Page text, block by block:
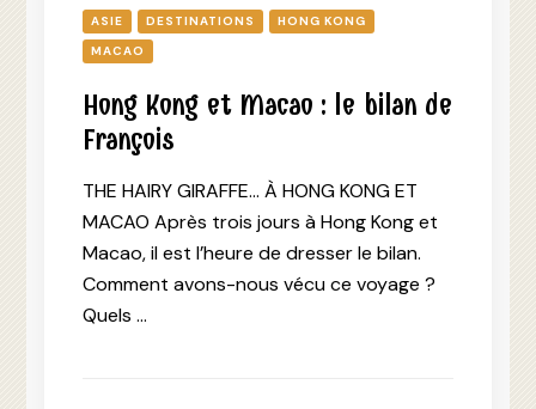
ASIE DESTINATIONS
HONG KONG
MACAO
Hong Kong et Macao : le bilan de
François
THE HAIRY GIRAFFE… À HONG KONG ET
MACAO Après trois jours à Hong Kong et
Macao, il est l’heure de dresser le bilan.
Comment avons-nous vécu ce voyage ?
Quels …